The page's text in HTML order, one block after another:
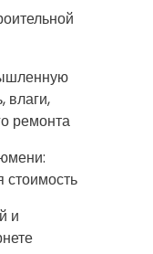
влаги,
ремонта
стоимость
и